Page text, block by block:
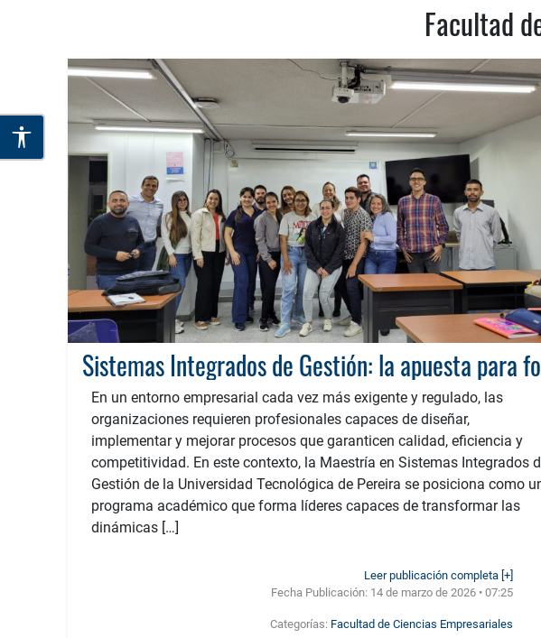
Facultad
En un entorno empresarial cada vez más exigente y regulado, las
organizaciones requieren profesionales capaces de diseñar,
implementar y mejorar procesos que garanticen calidad, eficiencia y
competitividad. En este contexto, la Maestría en Sistemas Integrados
Gestión de la Universidad Tecnológica de Pereira se posiciona como
programa académico que forma líderes capaces de transformar las
dinámicas […]
Leer publicación completa [+]
Fecha Publicación: 14 de marzo de 2026 • 07:25
Categorías: Facultad de Ciencias Empresariales